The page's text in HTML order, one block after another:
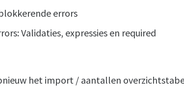
errors
Validaties, expressies en required
het import / aantallen